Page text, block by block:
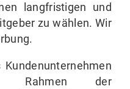
langfristigen und
zu wählen. Wir
Rahmen der